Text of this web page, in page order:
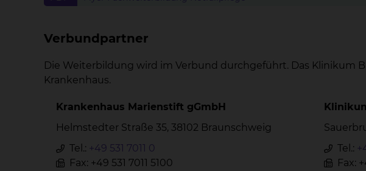
Verbundpartner
Die Weiterbildung wird im Verbund durchgeführt. Das Klinikum
Krankenhaus.
Krankenhaus Marienstift gGmbH
Helmstedter Straße 35, 38102 Braunschweig
Tel.: +49 531 7011 0
Fax: +49 531 7011 5100
Tel.:
Fax: